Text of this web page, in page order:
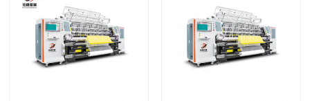
فيديوهات